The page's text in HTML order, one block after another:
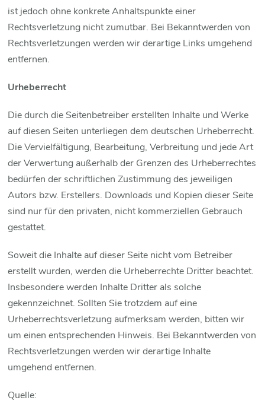
ist jedoch ohne konkrete Anhaltspunkte einer
Rechtsverletzung nicht zumutbar. Bei Bekanntwerden von
Rechtsverletzungen werden wir derartige Links umgehend
entfernen.
Urheberrecht
Die durch die Seitenbetreiber erstellten Inhalte und Werke
auf diesen Seiten unterliegen dem deutschen Urheberrecht.
Die Vervielfältigung, Bearbeitung, Verbreitung und jede Art
der Verwertung außerhalb der Grenzen des Urheberrechtes
bedürfen der schriftlichen Zustimmung des jeweiligen
Autors bzw. Erstellers. Downloads und Kopien dieser Seite
sind nur für den privaten, nicht kommerziellen Gebrauch
gestattet.
Soweit die Inhalte auf dieser Seite nicht vom Betreiber
erstellt wurden, werden die Urheberrechte Dritter beachtet.
Insbesondere werden Inhalte Dritter als solche
gekennzeichnet. Sollten Sie trotzdem auf eine
Urheberrechtsverletzung aufmerksam werden, bitten wir
um einen entsprechenden Hinweis. Bei Bekanntwerden von
Rechtsverletzungen werden wir derartige Inhalte
umgehend entfernen.
Quelle: